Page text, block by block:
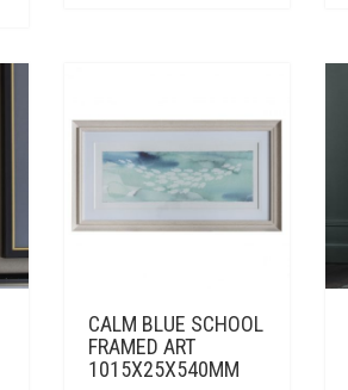
CALM BLUE SCHOOL
FRAMED ART
1015X25X540MM